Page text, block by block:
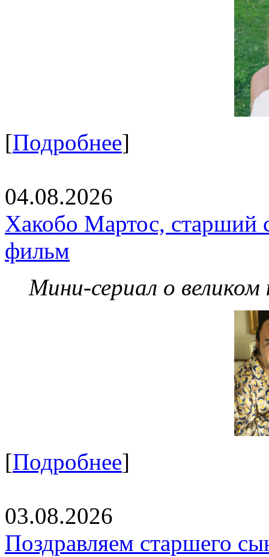
[Подробнее]
04.08.2026
Хакобо Мартос, старший
фильм
Мини-сериал о великом
[Подробнее]
03.08.2026
Поздравляем старшего